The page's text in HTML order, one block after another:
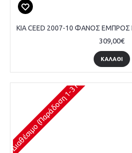
309,00€
ΚΑΛΆΘΙ
Διαθέσιμο (Παράδοση 1-3 Ημέρες)